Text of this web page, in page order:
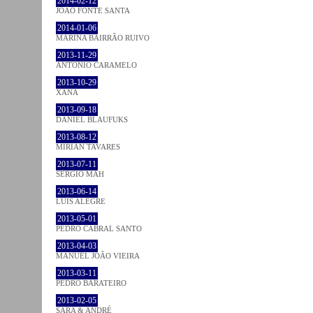
JOÃO FONTE SANTA
2014-01-06
MARINA BAIRRÃO RUIVO
2013-11-29
ANTÓNIO CARAMELO
2013-10-29
XANA
2013-09-18
DANIEL BLAUFUKS
2013-08-12
MIRIAN TAVARES
2013-07-11
SÉRGIO MAH
2013-06-14
LUÍS ALEGRE
2013-05-01
PEDRO CABRAL SANTO
2013-04-03
MANUEL JOÃO VIEIRA
2013-03-11
PEDRO BARATEIRO
2013-02-05
SARA & ANDRÉ